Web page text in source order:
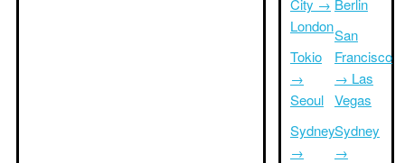
City →
London
Tokio
→
Seoul
Sydney
→
Berlin
San
Francisco
→ Las
Vegas
Sydney
→